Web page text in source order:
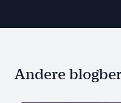
Andere